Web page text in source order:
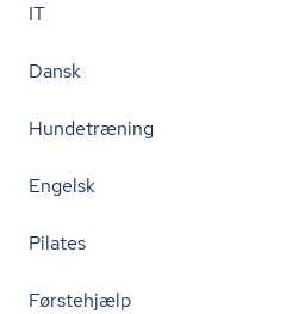
IT
Dansk
Hundetræning
Engelsk
Pilates
Førstehjælp